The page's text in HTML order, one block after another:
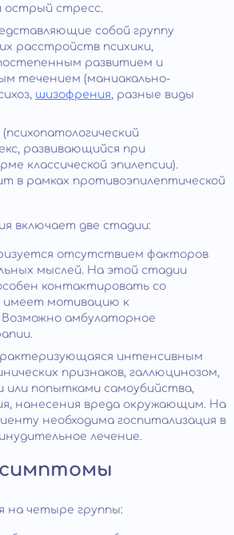
острый стресс.
собой группу
расстройств психики,
развитием и
течением (маниакально-
шизофрения, разные виды
развивающийся при
классической эпилепсии).
в рамках противоэпилептической
включает две стадии:
отсутствием факторов
мыслей. На этой стадии
контактировать со
имеет мотивацию к
амбулаторное
интенсивным
признаков, галлюцинозом,
или попытками самоубийства,
нанесения вреда окружающим. На
необходима госпитализация в
лечение.
на четыре группы: